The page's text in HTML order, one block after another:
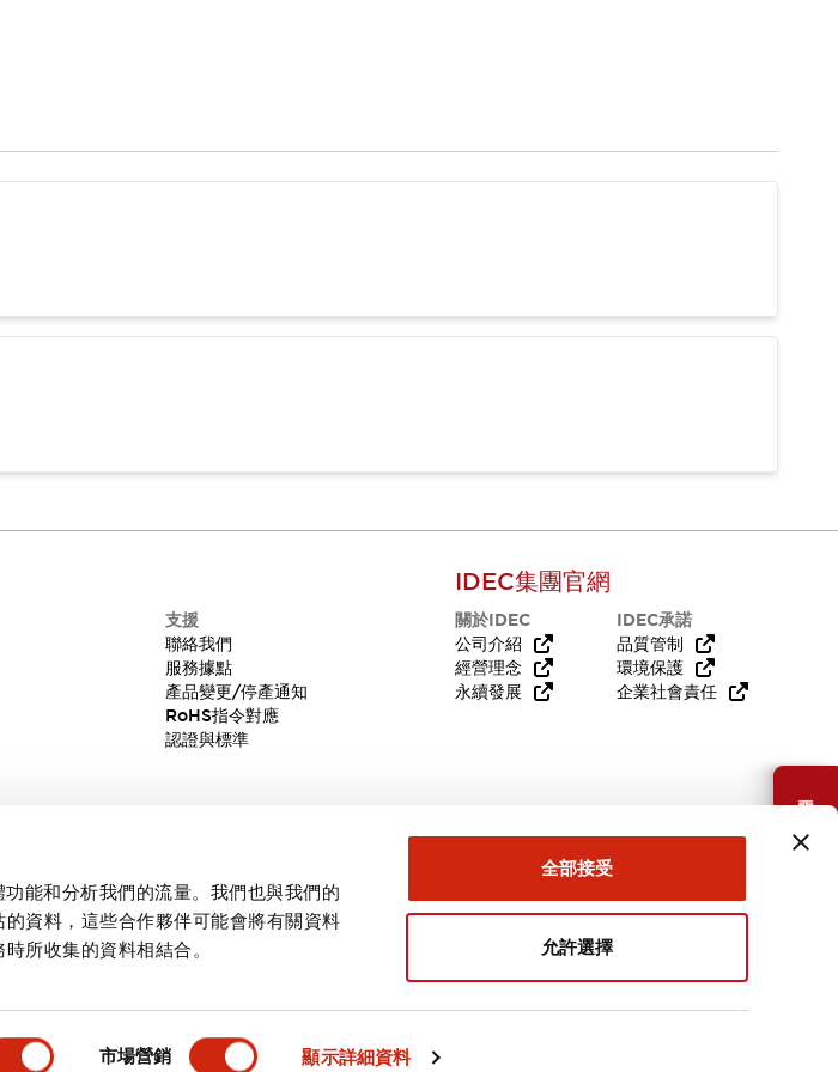
能和分析我們的流量。我們也與我們的
資料，這些合作夥伴可能會將有關資料
所收集的資料相結合。
市場營銷 顯示詳細資料
全部接受
允許選擇
需要幫助嗎？
特點 規格 文件和檔案
支援
聯絡我們
服務據點
產品變更/停產通知
RoHS指令對應
認證與標準
IDEC集團官網
關於IDEC
公司介紹
經營理念
永續發展
IDEC承諾
品質管制
環境保護
企業社會責任
台灣